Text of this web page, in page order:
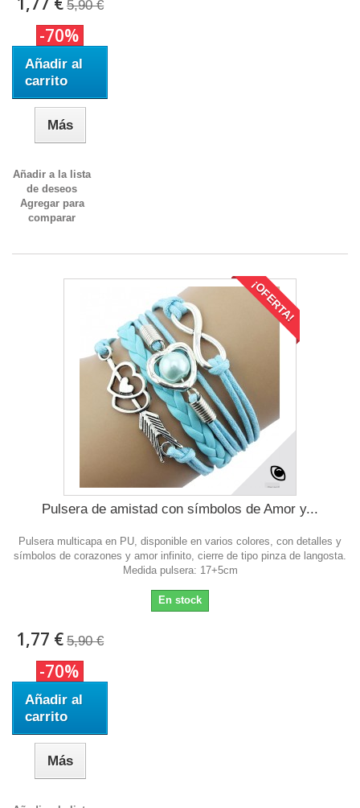
5,90 €
-70%
Añadir al
carrito
Más
Añadir a la lista
de deseos
Agregar para
comparar
¡OFERTA!
Pulsera de amistad con símbolos de Amor y...
Pulsera multicapa en PU, disponible en varios colores, con detalles y
símbolos de corazones y amor infinito, cierre de tipo pinza de langosta.
Medida pulsera: 17+5cm
En stock
1,77 € 5,90 €
-70%
Añadir al
carrito
Más